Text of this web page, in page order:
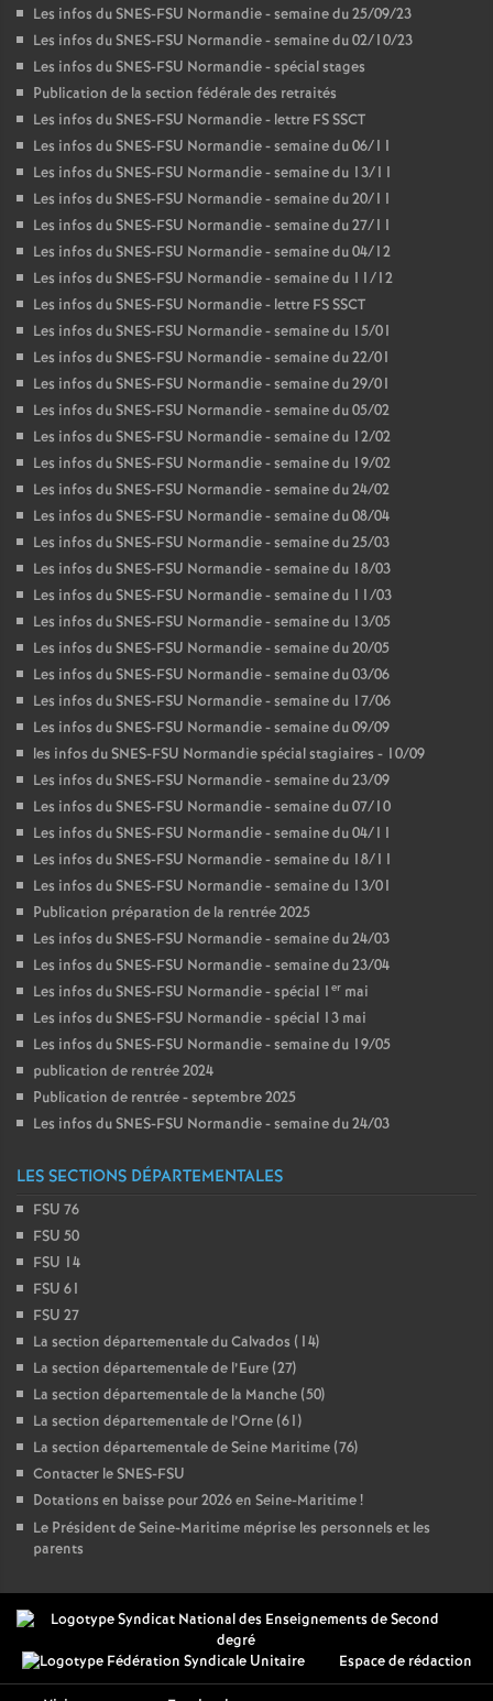
Les infos du SNES-FSU Normandie - semaine du 25/09/23
Les infos du SNES-FSU Normandie - semaine du 02/10/23
Les infos du SNES-FSU Normandie - spécial stages
Publication de la section fédérale des retraités
Les infos du SNES-FSU Normandie - lettre FS SSCT
Les infos du SNES-FSU Normandie - semaine du 06/11
Les infos du SNES-FSU Normandie - semaine du 13/11
Les infos du SNES-FSU Normandie - semaine du 20/11
Les infos du SNES-FSU Normandie - semaine du 27/11
Les infos du SNES-FSU Normandie - semaine du 04/12
Les infos du SNES-FSU Normandie - semaine du 11/12
Les infos du SNES-FSU Normandie - lettre FS SSCT
Les infos du SNES-FSU Normandie - semaine du 15/01
Les infos du SNES-FSU Normandie - semaine du 22/01
Les infos du SNES-FSU Normandie - semaine du 29/01
Les infos du SNES-FSU Normandie - semaine du 05/02
Les infos du SNES-FSU Normandie - semaine du 12/02
Les infos du SNES-FSU Normandie - semaine du 19/02
Les infos du SNES-FSU Normandie - semaine du 24/02
Les infos du SNES-FSU Normandie - semaine du 08/04
Les infos du SNES-FSU Normandie - semaine du 25/03
Les infos du SNES-FSU Normandie - semaine du 18/03
Les infos du SNES-FSU Normandie - semaine du 11/03
Les infos du SNES-FSU Normandie - semaine du 13/05
Les infos du SNES-FSU Normandie - semaine du 20/05
Les infos du SNES-FSU Normandie - semaine du 03/06
Les infos du SNES-FSU Normandie - semaine du 17/06
Les infos du SNES-FSU Normandie - semaine du 09/09
les infos du SNES-FSU Normandie spécial stagiaires - 10/09
Les infos du SNES-FSU Normandie - semaine du 23/09
Les infos du SNES-FSU Normandie - semaine du 07/10
Les infos du SNES-FSU Normandie - semaine du 04/11
Les infos du SNES-FSU Normandie - semaine du 18/11
Les infos du SNES-FSU Normandie - semaine du 13/01
Publication préparation de la rentrée 2025
Les infos du SNES-FSU Normandie - semaine du 24/03
Les infos du SNES-FSU Normandie - semaine du 23/04
Les infos du SNES-FSU Normandie - spécial 1 er mai
Les infos du SNES-FSU Normandie - spécial 13 mai
Les infos du SNES-FSU Normandie - semaine du 19/05
publication de rentrée 2024
Publication de rentrée - septembre 2025
Les infos du SNES-FSU Normandie - semaine du 24/03
LES SECTIONS DÉPARTEMENTALES
FSU 76
FSU 50
FSU 14
FSU 61
FSU 27
La section départementale du Calvados (14)
La section départementale de l’Eure (27)
La section départementale de la Manche (50)
La section départementale de l’Orne (61)
La section départementale de Seine Maritime (76)
Contacter le SNES-FSU
Dotations en baisse pour 2026 en Seine-Maritime!
Le Président de Seine-Maritime méprise les personnels et les
parents
Espace de rédaction